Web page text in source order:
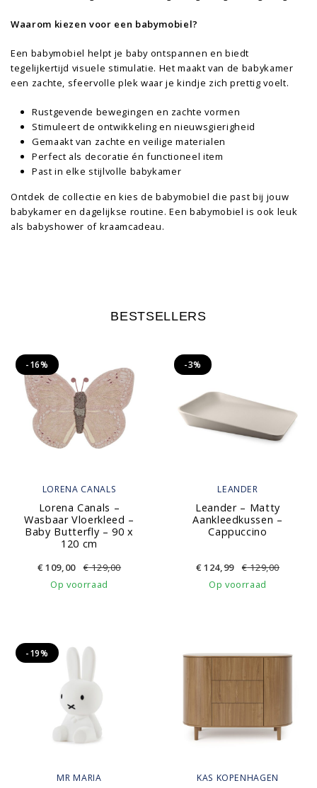
Waarom kiezen voor een babymobiel?
Een babymobiel helpt je baby ontspannen en biedt
tegelijkertijd visuele stimulatie. Het maakt van de babykamer
een zachte, sfeervolle plek waar je kindje zich prettig voelt.
Rustgevende bewegingen en zachte vormen
Stimuleert de ontwikkeling en nieuwsgierigheid
Gemaakt van zachte en veilige materialen
Perfect als decoratie én functioneel item
Past in elke stijlvolle babykamer
Ontdek de collectie en kies de babymobiel die past bij jouw
babykamer en dagelijkse routine. Een babymobiel is ook leuk
als babyshower of kraamcadeau.
BESTSELLERS
LORENA CANALS
Lorena Canals –
Wasbaar Vloerkleed –
Baby Butterfly – 90 x
120 cm
€ 109,00 €129,00
-16%
Op voorraad
LEANDER
Leander – Matty
Aankleedkussen –
Cappuccino
€ 124,99 €129,00
-3%
Op voorraad
MR MARIA
-19%
KAS KOPENHAGEN